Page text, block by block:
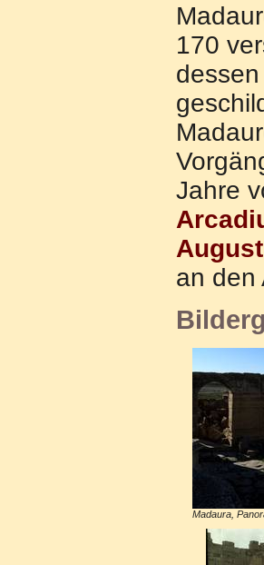
170
Jahre
an den
Madaura,